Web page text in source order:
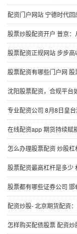
配资门户网站 宁德时代回
股票炒股配资开户 普京
股票配资正规网站 步步
股票配资有哪些门户网
沈阳股票配资，合规平台
专业配资公司 8月8日皇
在线配资app 期货持续赋
怎么办理股票配资 炒股
股票配资最高杠杆是多少
股票都有哪些证券公司
配资炒股- 北京期货配资
怎样购买配债股票 配资